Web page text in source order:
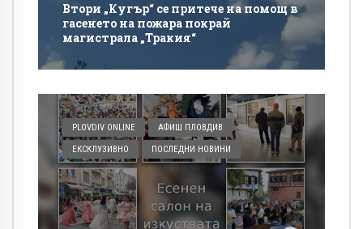
Втори „Кугър“ се притече на помощ в
гасенето на пожара покрай
магистрала „Тракия“
PLOVDIV ONLINE АФИШ ПЛОВДИВ
ЕКСКЛУЗИВНО ПОСЛЕДНИ НОВИНИ